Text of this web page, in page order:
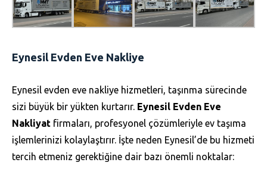
Eynesil Evden Eve Nakliye
Eynesil evden eve nakliye hizmetleri, taşınma sürecinde
sizi büyük bir yükten kurtarır. Eynesil Evden Eve
Nakliyat firmaları, profesyonel çözümleriyle ev taşıma
işlemlerinizi kolaylaştırır. İşte neden Eynesil’de bu hizmeti
tercih etmeniz gerektiğine dair bazı önemli noktalar: